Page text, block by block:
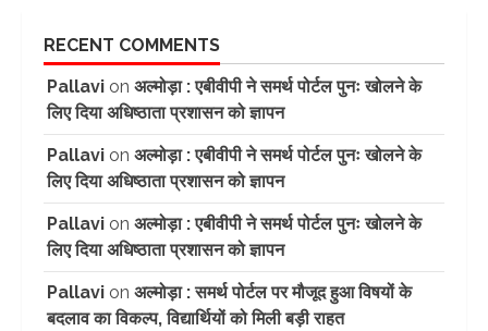
RECENT COMMENTS
Pallavi on अल्मोड़ा : एबीवीपी ने समर्थ पोर्टल पुनः खोलने के
लिए दिया अधिष्ठाता प्रशासन को ज्ञापन
Pallavi on अल्मोड़ा : एबीवीपी ने समर्थ पोर्टल पुनः खोलने के
लिए दिया अधिष्ठाता प्रशासन को ज्ञापन
Pallavi on अल्मोड़ा : एबीवीपी ने समर्थ पोर्टल पुनः खोलने के
लिए दिया अधिष्ठाता प्रशासन को ज्ञापन
Pallavi on अल्मोड़ा : समर्थ पोर्टल पर मौजूद हुआ विषयों के
बदलाव का विकल्प, विद्यार्थियों को मिली बड़ी राहत